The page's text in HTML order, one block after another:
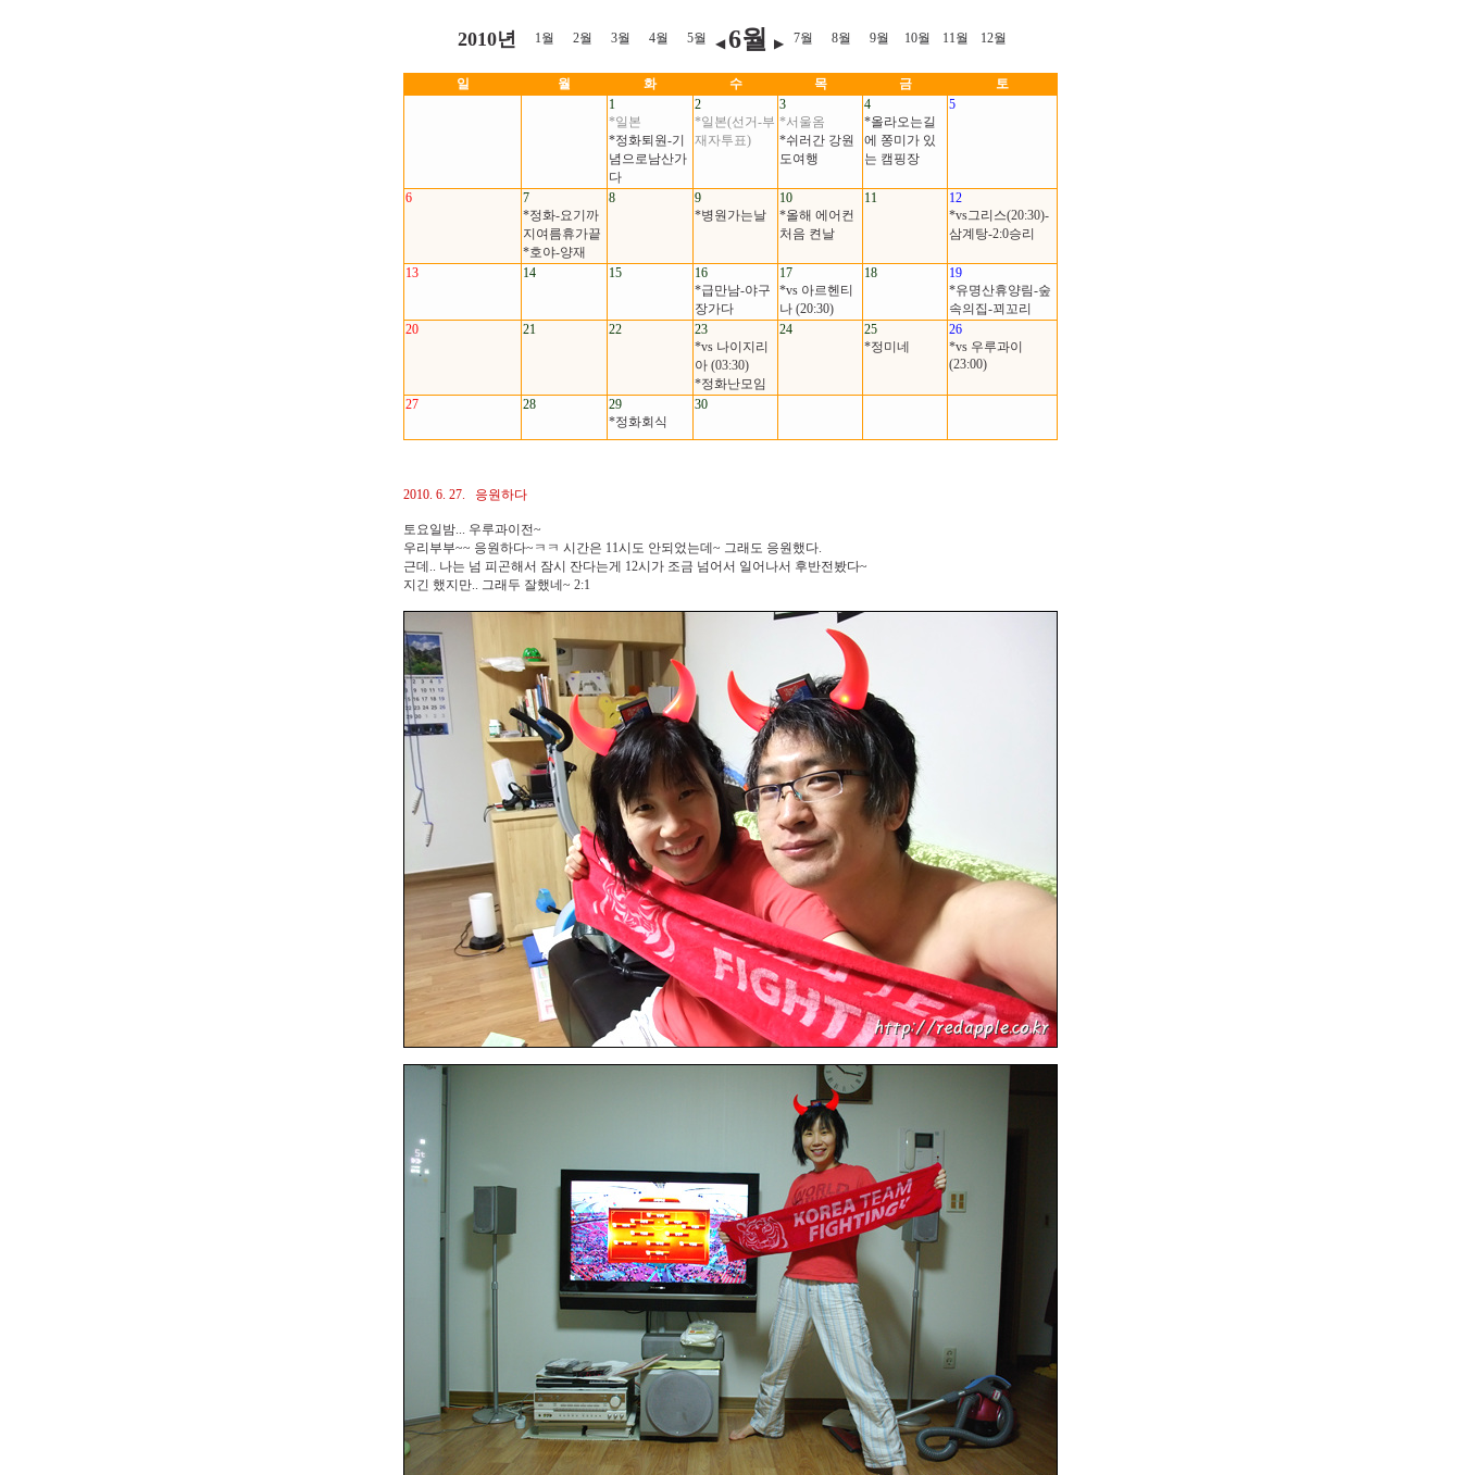
2010년 1월 2월 3월 4월 5월 ◀6월 ▶ 7월 8월 9월 10월 11월 12월
일 월 화 수 목 금
토
1
*일본
*정화퇴원-기
념으로남산가
다
2
*일본(선거-부
재자투표)
3
*서울옴
*쉬러간 강원
도여행
4
*올라오는길
에 쫑미가 있
는 캠핑장
5
6
7
*정화-요기까
지여름휴가끝
*호야-양재
8
9
*병원가는날
10
*올해 에어컨
처음 켠날
11
12
*vs그리스(20:30)-
삼계탕-2:0승리
13 14 15
16
*급만남-야구
장가다
17
*vs 아르헨티
나 (20:30)
18
19
*유명산휴양림-숲
속의집-꾀꼬리
20
21 22
23
*vs 나이지리
아 (03:30)
*정화난모임
24
25
*정미네
26
*vs 우루과이
(23:00)
27 28
29
*정화회식
30
2010. 6. 27. 응원하다
토요일밤... 우루과이전~
우리부부~~ 응원하다~ㅋㅋ 시간은 11시도 안되었는데~ 그래도 응원했다.
근데.. 나는 넘 피곤해서 잠시 잔다는게 12시가 조금 넘어서 일어나서 후반전봤다~
지긴 했지만.. 그래두 잘했네~ 2:1